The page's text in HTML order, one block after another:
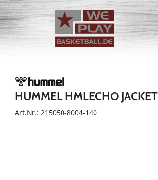
HUMMEL HMLECHO JACKET
Art.Nr.: 215050-8004-140